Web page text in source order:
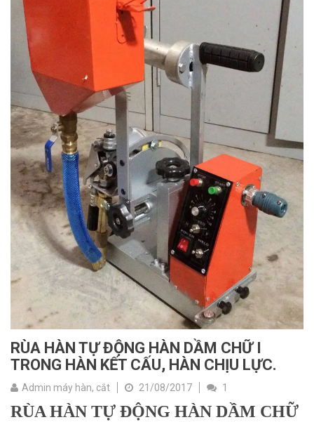
RÙA HÀN TỰ ĐỘNG HÀN DẦM CHỮ I
TRONG HÀN KẾT CẤU, HÀN CHỊU LỰC.
Admin máy hàn, cắt 21/08/2017 1
RÙA HÀN TỰ ĐỘNG HÀN DẦM CHỮ